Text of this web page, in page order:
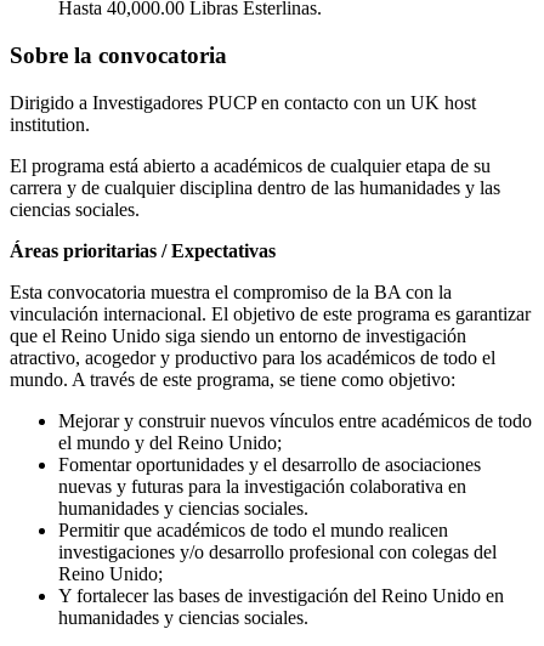
Hasta 40,000.00 Libras Esterlinas.
Sobre la convocatoria
Dirigido a Investigadores PUCP en contacto con un UK host
institution.
El programa está abierto a académicos de cualquier etapa de su
carrera y de cualquier disciplina dentro de las humanidades y las
ciencias sociales.
Áreas prioritarias / Expectativas
Esta convocatoria muestra el compromiso de la BA con la
vinculación internacional. El objetivo de este programa es garantizar
que el Reino Unido siga siendo un entorno de investigación
atractivo, acogedor y productivo para los académicos de todo el
mundo. A través de este programa, se tiene como objetivo:
Mejorar y construir nuevos vínculos entre académicos de todo
el mundo y del Reino Unido;
Fomentar oportunidades y el desarrollo de asociaciones
nuevas y futuras para la investigación colaborativa en
humanidades y ciencias sociales.
Permitir que académicos de todo el mundo realicen
investigaciones y/o desarrollo profesional con colegas del
Reino Unido;
Y fortalecer las bases de investigación del Reino Unido en
humanidades y ciencias sociales.